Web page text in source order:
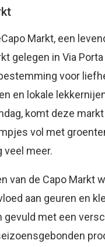
Markt, een
gelegen in Via
voor
en lokale
komt deze
vol met
veel meer.
van de Capo Markt
aan geuren en
gevuld met een